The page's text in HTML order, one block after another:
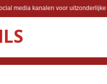
media kanalen voor